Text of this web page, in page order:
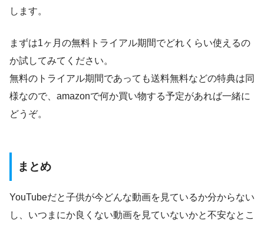
します。
まずは1ヶ月の無料トライアル期間でどれくらい使えるの
か試してみてください。
無料のトライアル期間であっても送料無料などの特典は同
様なので、amazonで何か買い物する予定があれば一緒に
どうぞ。
まとめ
YouTubeだと子供が今どんな動画を見ているか分からない
し、いつまにか良くない動画を見ていないかと不安なとこ